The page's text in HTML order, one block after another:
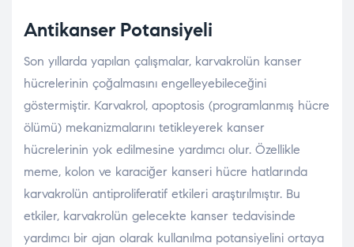
Antikanser Potansiyeli
Son yıllarda yapılan çalışmalar, karvakrolün kanser
hücrelerinin çoğalmasını engelleyebileceğini
göstermiştir. Karvakrol, apoptosis (programlanmış hücre
ölümü) mekanizmalarını tetikleyerek kanser
hücrelerinin yok edilmesine yardımcı olur. Özellikle
meme, kolon ve karaciğer kanseri hücre hatlarında
karvakrolün antiproliferatif etkileri araştırılmıştır. Bu
etkiler, karvakrolün gelecekte kanser tedavisinde
yardımcı bir ajan olarak kullanılma potansiyelini ortaya